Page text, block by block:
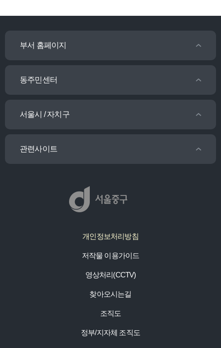
부서 홈페이지
동주민센터
서울시 / 자치구
관련사이트
개인정보처리방침
저작물 이용가이드
영상처리(CCTV)
찾아오시는길
조직도
정부/지자체 조직도